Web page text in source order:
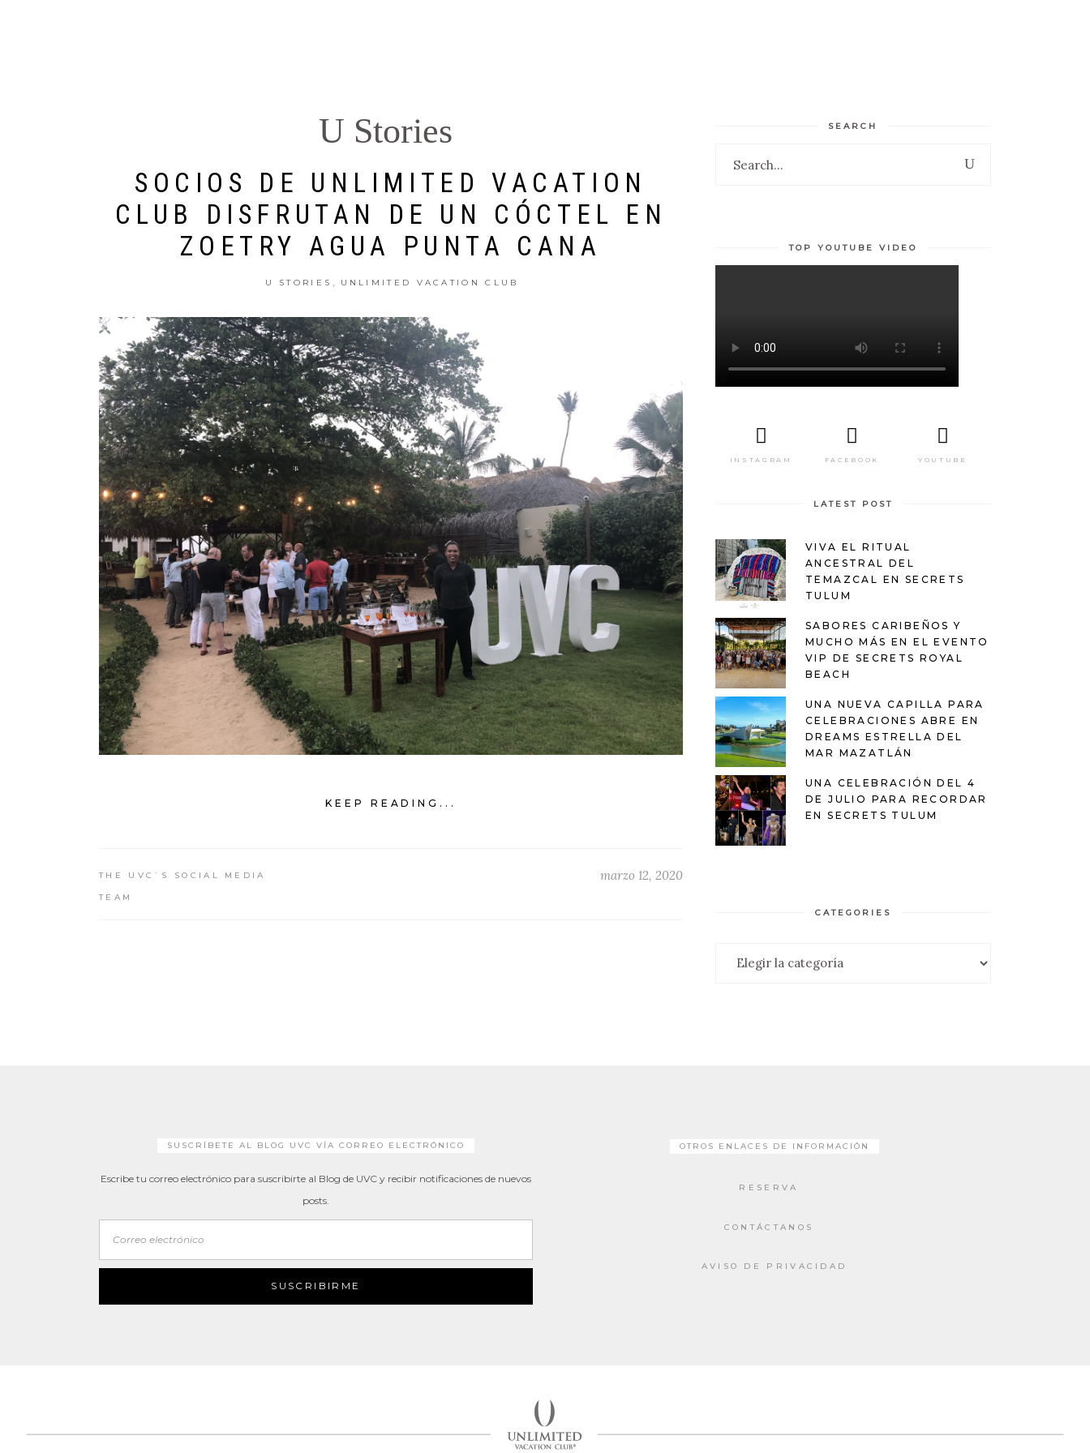
U Stories
SOCIOS DE UNLIMITED VACATION
CLUB DISFRUTAN DE UN CÓCTEL EN
ZOETRY AGUA PUNTA CANA
U STORIES UNLIMITED VACATION CLUB
KEEP READING...
THE UVC`S SOCIAL MEDIA
TEAM
marzo 12, 2020
SEARCH
TOP YOUTUBE VIDEO
INSTAGRAM FACEBOOK YOUTUBE
LATEST POST
VIVA EL RITUAL
ANCESTRAL DEL
TEMAZCAL EN SECRETS
TULUM
SABORES CARIBEÑOS Y
MUCHO MÁS EN EL EVENTO
VIP DE SECRETS ROYAL
BEACH
UNA NUEVA CAPILLA PARA
CELEBRACIONES ABRE EN
DREAMS ESTRELLA DEL
MAR MAZATLÁN
UNA CELEBRACIÓN DEL 4
DE JULIO PARA RECORDAR
EN SECRETS TULUM
CATEGORIES
SUSCRÍBETE AL BLOG UVC VÍA CORREO ELECTRÓNICO
Escribe tu correo electrónico para suscribirte al Blog de UVC y recibir notificaciones de nuevos
posts.
SUSCRIBIRME
OTROS ENLACES DE INFORMACIÓN
RESERVA
CONTÁCTANOS
AVISO DE PRIVACIDAD